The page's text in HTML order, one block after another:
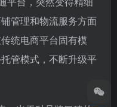
管理和物流服务方面
统电商平台固有模
管模式，不断升级平